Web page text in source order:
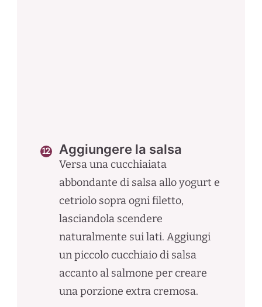
Aggiungere la salsa
Versa una cucchiaiata
abbondante di salsa allo yogurt e
cetriolo sopra ogni filetto,
lasciandola scendere
naturalmente sui lati. Aggiungi
un piccolo cucchiaio di salsa
accanto al salmone per creare
una porzione extra cremosa.